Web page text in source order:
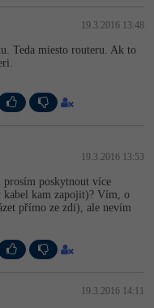
19.3.2016 13:48
Teda miesto routeru. Ak to
19.3.2016 13:53
poskytnout více
kam zapojit)? Vím, o
přímo ze zdi), ale nevím
19.3.2016 14:11